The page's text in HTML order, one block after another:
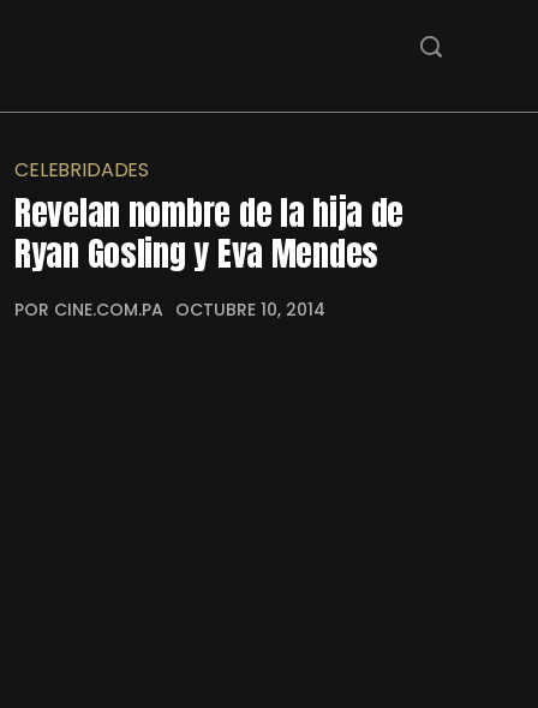
CELEBRIDADES
Revelan nombre de la hija de
Ryan Gosling y Eva Mendes
POR CINE.COM.PA OCTUBRE 10, 2014